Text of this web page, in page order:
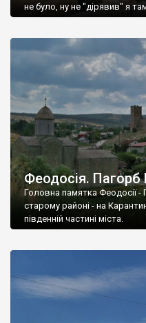
не було, ну не "дірявив" я
Феодосія. Пагорб
Головна памятка Феодосії -
старому районі - на
південній частині міста.